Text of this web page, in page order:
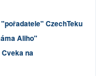
CzechTeku
Aliho"
na